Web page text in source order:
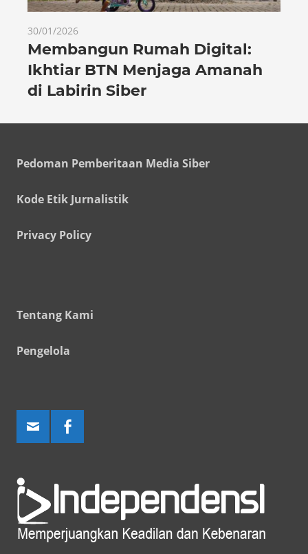
30/01/2026
Membangun Rumah Digital:
Ikhtiar BTN Menjaga Amanah
di Labirin Siber
Pedoman Pemberitaan Media Siber
Kode Etik Jurnalistik
Privacy Policy
Tentang Kami
Pengelola